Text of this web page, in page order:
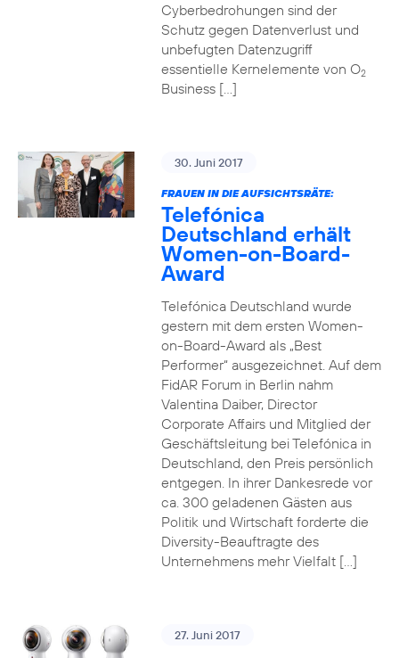
Cyberbedrohungen sind der
Schutz gegen Datenverlust und
unbefugten Datenzugriff
essentielle Kernelemente von O2
Business […]
30. Juni 2017
FRAUEN IN DIE AUFSICHTSRÄTE:
Telefónica
Deutschland erhält
Women-on-Board-
Award
Telefónica Deutschland wurde
gestern mit dem ersten Women-
on-Board-Award als „Best
Performer“ ausgezeichnet. Auf dem
FidAR Forum in Berlin nahm
Valentina Daiber, Director
Corporate Affairs und Mitglied der
Geschäftsleitung bei Telefónica in
Deutschland, den Preis persönlich
entgegen. In ihrer Dankesrede vor
ca. 300 geladenen Gästen aus
Politik und Wirtschaft forderte die
Diversity-Beauftragte des
Unternehmens mehr Vielfalt […]
27. Juni 2017